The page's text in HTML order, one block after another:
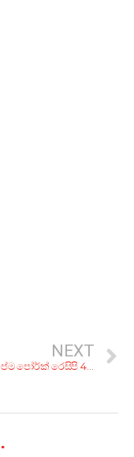
NEXT
පංකාදු! අපේම ‌පෝර්ක් රෙසිපි 4ක්, ගෙදරදිම හදාගන්න..
.